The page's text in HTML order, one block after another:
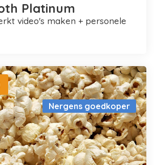
Platinum
Nergens goedkoper